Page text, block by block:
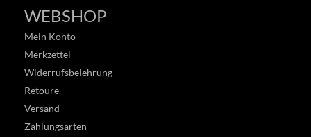
WEBSHOP
Mein Konto
Merkzettel
Widerrufsbelehrung
Retoure
Versand
Zahlungsarten